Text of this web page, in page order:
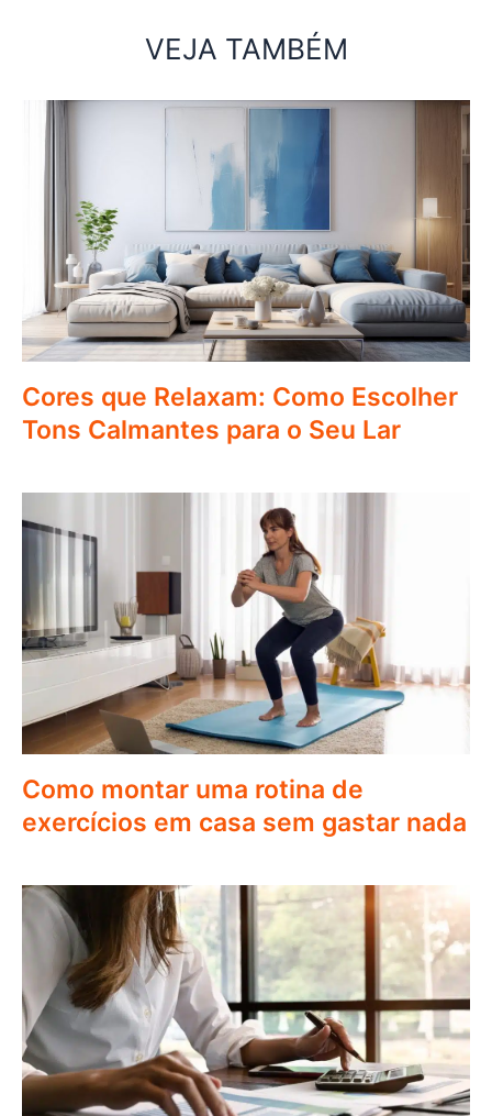
VEJA TAMBÉM
Cores que Relaxam: Como Escolher
Tons Calmantes para o Seu Lar
Como montar uma rotina de
exercícios em casa sem gastar nada